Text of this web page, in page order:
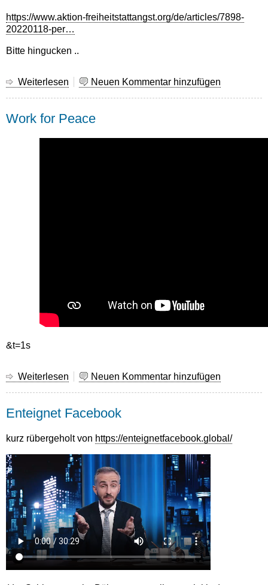
https://www.aktion-freiheitstattangst.org/de/articles/7898-
20220118-per…
Bitte hingucken ..
Weiterlesen über
privat!
Neuen Kommentar hinzufügen
Work for Peace
&t=1s
Weiterlesen über
Peace
Neuen Kommentar hinzufügen
Enteignet Facebook
kurz rübergeholt von https://enteignetfacebook.global/